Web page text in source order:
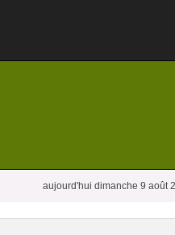
aujourd'hui dimanche 9 août